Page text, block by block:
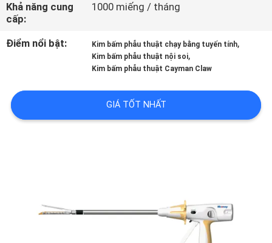
CHẤT
LƯỢNG
HỆ
CHÚNG
TÔI
Khả năng cung
cấp:
1000 miếng / tháng
Điểm nổi bật: Kim bấm phẫu thuật chạy bằng tuyến tính,
Kim bấm phẫu thuật nội soi,
Kim bấm phẫu thuật Cayman Claw
GIÁ TỐT NHẤT